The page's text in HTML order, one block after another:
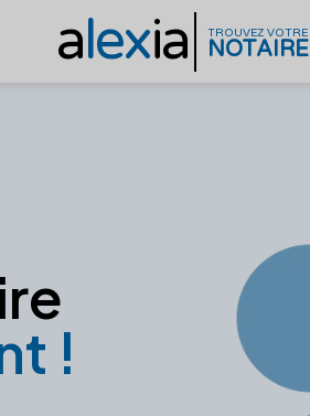
alexia TROUVEZ VOTRE
NOTAIRE
!